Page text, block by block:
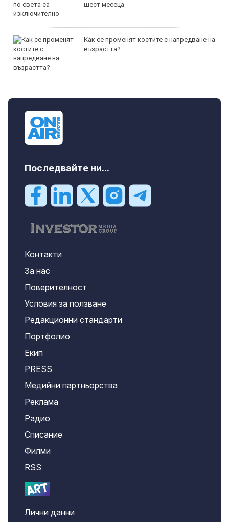
шест месеца
Как се променят костите с напредване на
възрастта?
Последвайте ни...
Контакти
За нас
Поверителност
Условия за ползване
Редакционни стандарти
Портфолио
Екип
PRESS
Медийни партньорства
Реклама
Радио
Списание
Филми
RSS
Лични данни